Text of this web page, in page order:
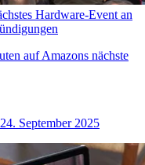
Hardware-Event an
auf Amazons nächste
24. September 2025